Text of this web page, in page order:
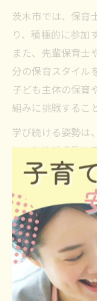
茨木市では、保育
り、積極的に参加
また、先輩保育士
分の保育スタイル
子ども主体の保育
組みに挑戦するこ
学び続ける姿勢は
す。自分が成長す
保育現場全体の
働きやすさ
方ガイド
保育士が重視し